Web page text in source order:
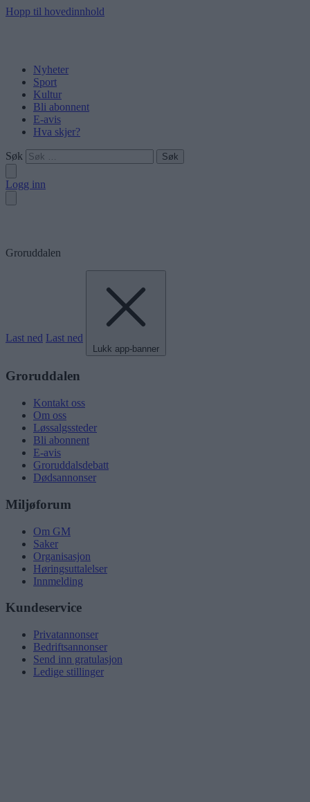
Hopp til hovedinnhold
Nyheter
Sport
Kultur
Bli abonnent
E-avis
Hva skjer?
Søk
Logg inn
Groruddalen
Last ned Last ned
Lukk app-banner
Groruddalen
Kontakt oss
Om oss
Løssalgssteder
Bli abonnent
E-avis
Groruddalsdebatt
Dødsannonser
Miljøforum
Om GM
Saker
Organisasjon
Høringsuttalelser
Innmelding
Kundeservice
Privatannonser
Bedriftsannonser
Send inn gratulasjon
Ledige stillinger